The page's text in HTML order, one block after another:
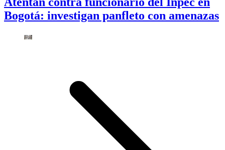
Bogotá: investigan panfleto con amenazas